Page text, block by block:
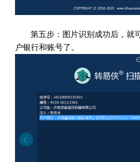
第五步：图片识别成功后，就
户银行和账号了。